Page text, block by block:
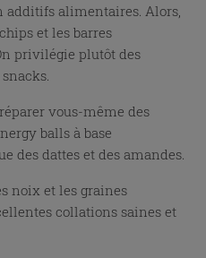
additifs alimentaires. Alors,
et les barres
privilégie plutôt des
vous-même des
balls à base
des dattes et des amandes.
noix et les graines
collations saines et